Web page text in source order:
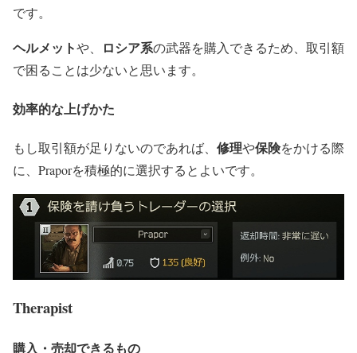
です。
ヘルメットや、 ロシア系の武器を購入できるため、取引額
で困ることは少ないと思います。
効率的な上げかた
もし取引額が足りないのであれば、 修理や保険をかける際
に、Praporを積極的に選択するとよいです。
Therapist
購入・売却できるもの